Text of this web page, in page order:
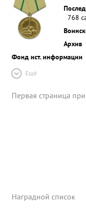
768
Архив
Фонд ист. информации
Ещё
Первая страница
Наградной список